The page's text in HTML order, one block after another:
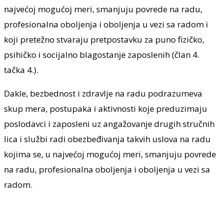
najvećoj mogućoj meri, smanjuju povrede na radu,
profesionalna oboljenja i oboljenja u vezi sa radom i
koji pretežno stvaraju pretpostavku za puno fizičko,
psihičko i socijalno blagostanje zaposlenih (član 4.
tačka 4.).
Dakle, bezbednost i zdravlje na radu podrazumeva
skup mera, postupaka i aktivnosti koje preduzimaju
poslodavci i zaposleni uz angažovanje drugih stručnih
lica i službi radi obezbeđivanja takvih uslova na radu
kojima se, u najvećoj mogućoj meri, smanjuju povrede
na radu, profesionalna oboljenja i oboljenja u vezi sa
radom.